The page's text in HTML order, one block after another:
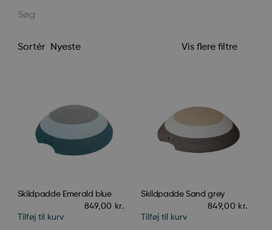
Sortér Vis flere filtre
Skildpadde Emerald blue
849,00 kr.
Tilføj til kurv
Skildpadde Sand grey
849,00 kr.
Tilføj til kurv